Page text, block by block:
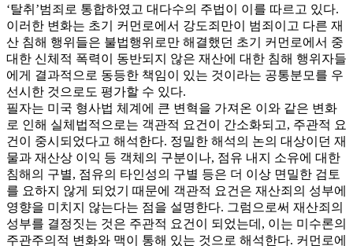
‘탈취’범죄로 통합하였고 대다수의 주법이 이를 따르고 있다.
이러한 변화는 초기 커먼로에서 강도죄만이 범죄이고 다른 재
산 침해 행위들은 불법행위로만 해결했던 초기 커먼로에서 중
대한 신체적 폭력이 동반되지 않은 재산에 대한 침해 행위자들
에게 결과적으로 동등한 책임이 있는 것이라는 공통분모를 우
선시한 것으로도 평가할 수 있다.
필자는 미국 형사법 체계에 큰 변혁을 가져온 이와 같은 변화
로 인해 실체법적으로는 객관적 요건이 간소화되고, 주관적 요
건이 중시되었다고 해석한다. 정밀한 해석의 논의 대상이던 재
물과 재산상 이익 등 객체의 구분이나, 점유 내지 소유에 대한
침해의 구별, 점유의 타인성의 구별 등은 더 이상 면밀한 검토
를 요하지 않게 되었기 때문에 객관적 요건은 재산죄의 성부에
영향을 미치지 않는다는 점을 설명한다. 그럼으로써 재산죄의
성부를 결정짓는 것은 주관적 요건이 되었는데, 이는 미수론의
주관주의적 변화와 맥이 통해 있는 것으로 해석한다. 커먼로에